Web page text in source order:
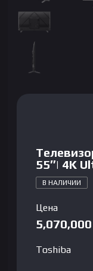
55″| 4K
В НАЛИЧИИ
Цена
5,070,000
Toshiba